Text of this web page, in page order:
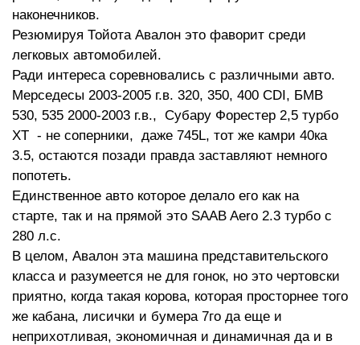
наконечников.
Резюмируя Тойота Авалон это фаворит среди
легковых автомобилей.
Ради интереса соревновались с различными авто.
Мерседесы 2003-2005 г.в. 320, 350, 400 CDI, БМВ
530, 535 2000-2003 г.в., Субару Форестер 2,5 турбо
ХТ - не соперники, даже 745L, тот же камри 40ка
3.5, остаются позади правда заставляют немного
попотеть.
Единственное авто которое делало его как на
старте, так и на прямой это SAAB Aero 2.3 турбо с
280 л.с.
В целом, Авалон эта машина представительского
класса и разумеется не для гонок, но это чертовски
приятно, когда такая корова, которая просторнее того
же кабана, лисички и бумера 7го да еще и
неприхотливая, экономичная и динамичная да и в